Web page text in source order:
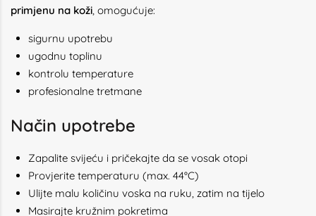
primjenu na koži, omogućuje:
sigurnu upotrebu
ugodnu toplinu
kontrolu temperature
profesionalne tretmane
Način upotrebe
Zapalite svijeću i pričekajte da se vosak otopi
Provjerite temperaturu (max. 44°C)
Ulijte malu količinu voska na ruku, zatim na tijelo
Masirajte kružnim pokretima